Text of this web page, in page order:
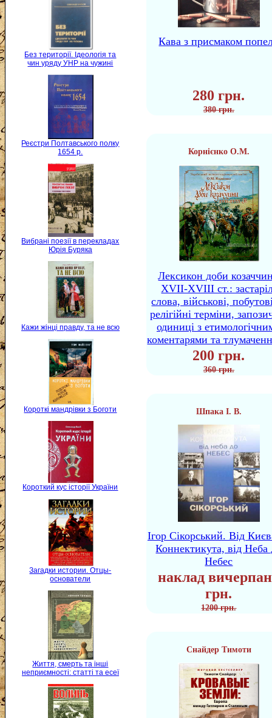
Без території. Ідеологія та
чин уряду УНР на чужині
Реєстри Полтавського полку
1654 р.
Вибрані поезії в перекладах
Юрія Буряка
Кажи жінці правду, та не всю
Короткі мандрівки з Боготи
Короткий кус історії України
Загадки истории. Отцы-
основатели
Життя, смерть та інші
неприємності: статті та есеї
Кава з присмаком
280 грн.
380 грн.
Корнієнко О.М.
Лексикон доби
XVII-XVIII ст.:
слова, військові,
релігійні терміни,
одиниці з
коментарями та
200 грн.
360 грн.
Шпака І. В.
Ігор Сікорський. Від
Коннектикута, від Неба
Небес
наклад
грн.
1200 грн.
Снайдер Тимоти